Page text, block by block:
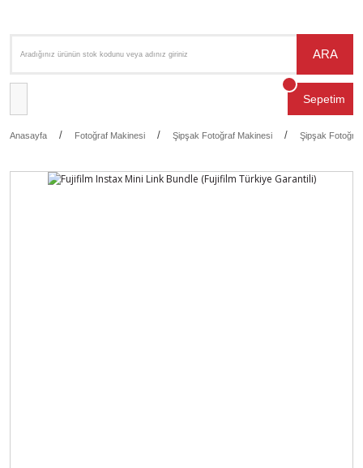
ARA
Sepetim
Anasayfa Fotoğraf Makinesi Şipşak Fotoğraf Makinesi Şipşak